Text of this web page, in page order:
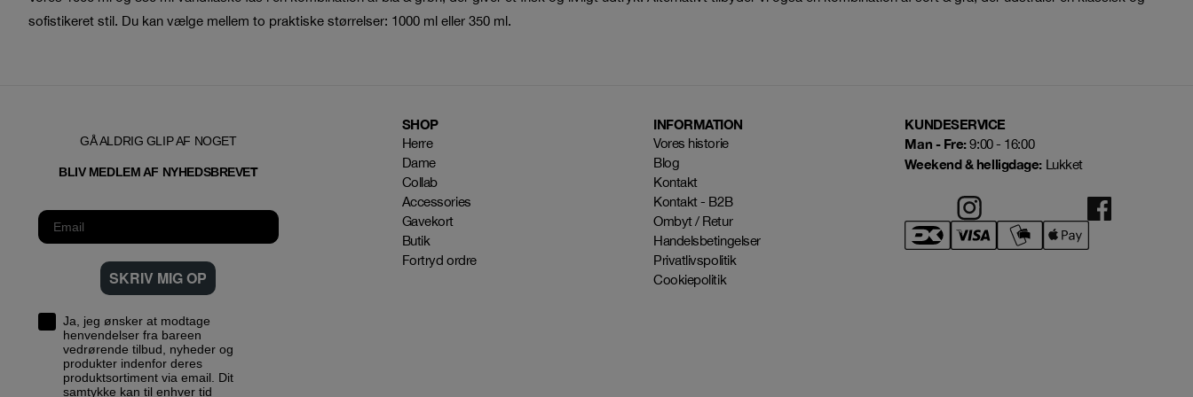
sofistikeret stil. Du kan vælge mellem to praktiske størrelser: 1000 ml eller 350 ml.
GÅ ALDRIG GLIP AF NOGET
BLIV MEDLEM AF NYHEDSBREVET
SKRIV MIG OP
Ja, jeg ønsker at modtage
henvendelser fra bareen
vedrørende tilbud, nyheder og
produkter indenfor deres
produktsortiment via email. Dit
samtykke kan til enhver tid
SHOP
Herre
Dame
Collab
Accessories
Gavekort
Butik
Fortryd ordre
INFORMATION
Vores historie
Blog
Kontakt
Kontakt - B2B
Ombyt / Retur
Handelsbetingelser
Privatlivspolitik
Cookiepolitik
KUNDESERVICE
Man - Fre:9:00 - 16:00
Weekend & helligdage:Lukket